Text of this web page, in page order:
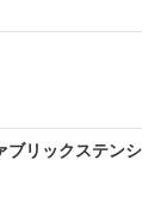
ブリックステンシ